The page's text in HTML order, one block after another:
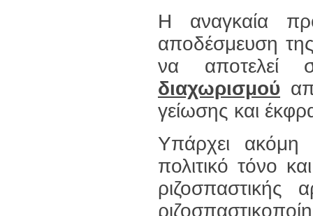
Η αναγκαία
αποδέσμευση
να αποτελεί
διαχωρισμού
γείωσης και
Υπάρχει ακόμη
πολιτικό τόνο
ριζοσπαστικής